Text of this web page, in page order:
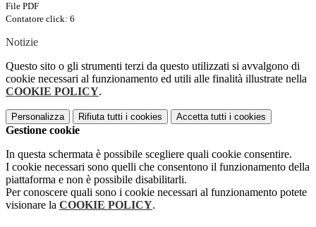
File PDF
Contatore click: 6
Notizie
Questo sito o gli strumenti terzi da questo utilizzati si avvalgono di
cookie necessari al funzionamento ed utili alle finalità illustrate nella
COOKIE POLICY.
Personalizza Rifiuta tutti i cookies Accetta tutti i cookies
Gestione cookie
In questa schermata è possibile scegliere quali cookie consentire.
I cookie necessari sono quelli che consentono il funzionamento della
piattaforma e non è possibile disabilitarli.
Per conoscere quali sono i cookie necessari al funzionamento potete
visionare la COOKIE POLICY.